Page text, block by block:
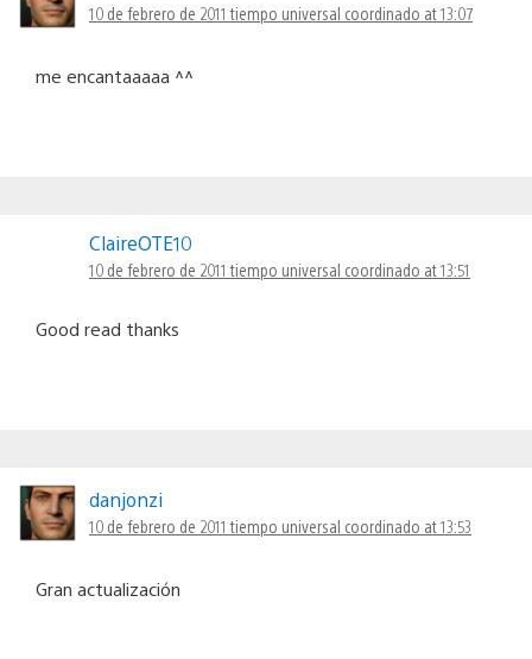
10 de febrero de 2011 tiempo universal coordinado at 13:07
me encantaaaaa ^^
ClaireOTE10
10 de febrero de 2011 tiempo universal coordinado at 13:51
Good read thanks
danjonzi
10 de febrero de 2011 tiempo universal coordinado at 13:53
Gran actualización